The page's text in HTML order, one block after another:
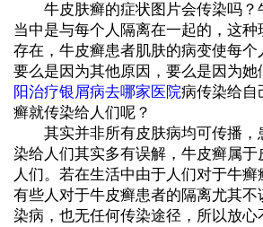
牛皮肤癣的症状图片会传染吗？
当中是与每个人隔离在一起的，这种
存在，牛皮癣患者肌肤的病变使每个
要么是因为其他原因，要么是因为她
阳治疗银屑病去哪家医院病传染给自
癣就传染给人们呢？
其实并非所有皮肤病均可传播，
染给人们其实多有误解，牛皮癣属于
人们。若在生活中由于人们对于牛
有些人对于牛皮癣患者的隔离尤其
染病，也无任何传染途径，所以放心